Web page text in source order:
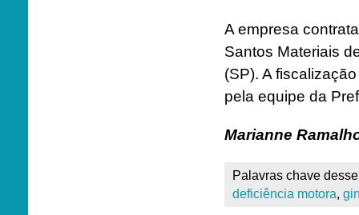
A empresa
Santos Materiais
(SP). A
pela equipe da
Marianne
Palavras chave
deficiência motora,